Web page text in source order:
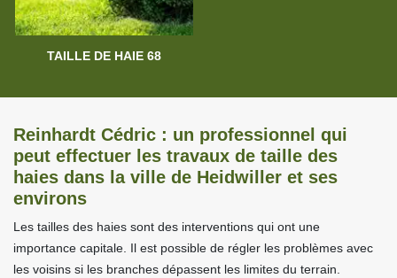
TAILLE DE HAIE 68
Reinhardt Cédric : un professionnel qui
peut effectuer les travaux de taille des
haies dans la ville de Heidwiller et ses
environs
Les tailles des haies sont des interventions qui ont une
importance capitale. Il est possible de régler les problèmes avec
les voisins si les branches dépassent les limites du terrain.